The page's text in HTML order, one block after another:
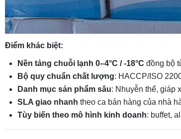
Điểm khác biệt:
Nền tảng chuỗi lạnh 0–4°C / -18°C đồng bộ
Bộ quy chuẩn chất lượng: HACCP/ISO
Danh mục sản phẩm sâu: Nhuyễn thể, giáp
SLA giao nhanh theo ca bán hàng của nhà
Tùy biến theo mô hình kinh doanh: buffet,